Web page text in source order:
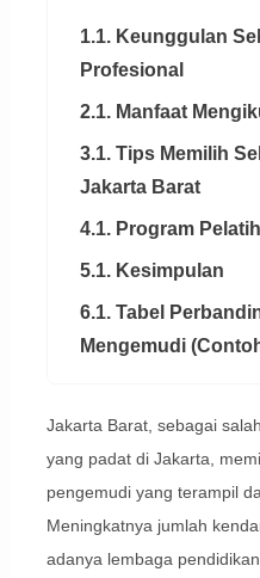
1.1. Keunggulan
Profesional
2.1. Manfaat
3.1. Tips Memilih
Jakarta Barat
4.1. Program
5.1. Kesimpulan
6.1. Tabel
Mengemudi
Jakarta Barat, sebagai
yang padat di Jakarta,
pengemudi yang terampil
Meningkatnya jumlah
adanya lembaga